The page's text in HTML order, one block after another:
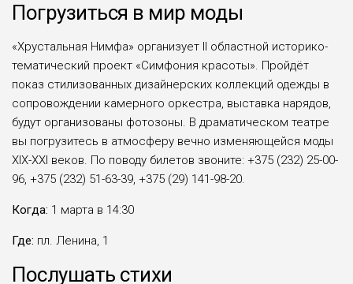
Погрузиться в мир моды
«Хрустальная Нимфа» организует II областной историко-
тематический проект «Симфония красоты». Пройдёт
показ стилизованных дизайнерских коллекций одежды в
сопровождении камерного оркестра, выставка нарядов,
будут организованы фотозоны. В драматическом театре
вы погрузитесь в атмосферу вечно изменяющейся моды
XIX-XXI веков. По поводу билетов звоните: +375 (232) 25-00-
96, +375 (232) 51-63-39, +375 (29) 141-98-20.
Когда: 1 марта в 14:30
Где: пл. Ленина, 1
Послушать стихи